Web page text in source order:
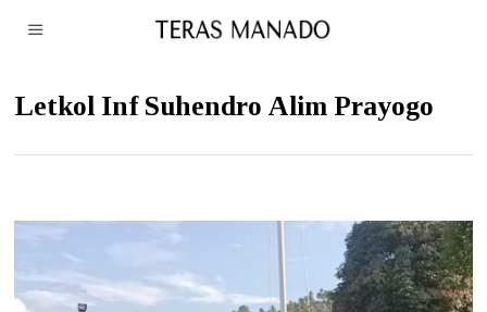
Letkol Inf Suhendro Alim Prayogo